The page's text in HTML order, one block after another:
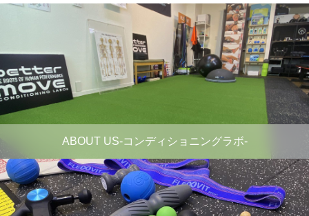
ABOUT US-コンディショニングラボ-